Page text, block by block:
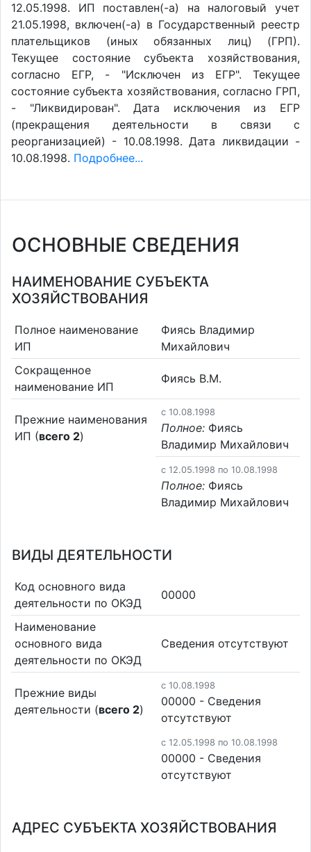
12.05.1998. ИП поставлен(-a) на налоговый учет
21.05.1998, включен(-a) в Государственный реестр
плательщиков (иных обязанных лиц) (ГРП).
Текущее состояние субъекта хозяйствования,
согласно ЕГР, - "Исключен из ЕГР". Текущее
состояние субъекта хозяйствования, согласно ГРП,
- "Ликвидирован". Дата исключения из ЕГР
(прекращения деятельности в связи с
реорганизацией) - 10.08.1998. Дата ликвидации -
10.08.1998. Подробнее...
ОСНОВНЫЕ СВЕДЕНИЯ
НАИМЕНОВАНИЕ СУБЪЕКТА
ХОЗЯЙСТВОВАНИЯ
Полное наименование
ИП
Фиясь Владимир
Михайлович
Сокращенное
наименование ИП
Фиясь В.М.
Прежние наименования
ИП (всего 2)
c 10.08.1998
Полное: Фиясь
Владимир Михайлович
c 12.05.1998 по 10.08.1998
Полное: Фиясь
Владимир Михайлович
ВИДЫ ДЕЯТЕЛЬНОСТИ
Код основного вида
деятельности по ОКЭД
00000
Наименование
основного вида
деятельности по ОКЭД
Cведения отсутствуют
Прежние виды
деятельности (всего 2)
c 10.08.1998
00000 - Cведения
отсутствуют
c 12.05.1998 по 10.08.1998
00000 - Cведения
отсутствуют
АДРЕС СУБЪЕКТА ХОЗЯЙСТВОВАНИЯ